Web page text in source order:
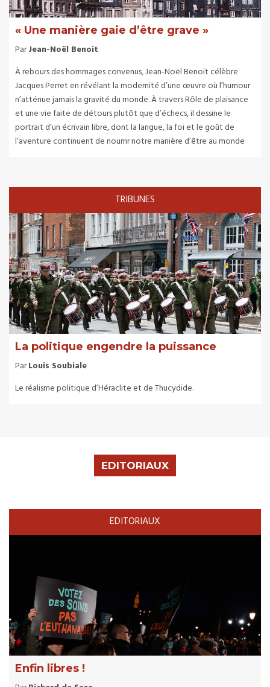
« Une manière gaie d’être grave »
ParJean-Noël Benoit
À rebours des hommages convenus, Jean-Noël Benoit célèbre
Jacques Perret en révélant la modernité d’une œuvre où l’humour
n’atténue jamais la gravité du monde. À travers Rôle de plaisance
et une vie faite de détours plutôt que d’échecs, il dessine le
portrait d’un écrivain libre, dont la langue, la foi et le goût de
l’aventure continuent de nourrir notre manière d’être au monde
TRIBUNES
La politique engendre la puissance
ParLouis Soubiale
Le réalisme politique d’Héraclite et de Thucydide.
EDITORIAUX
EDITORIAUX
Enfin libres !